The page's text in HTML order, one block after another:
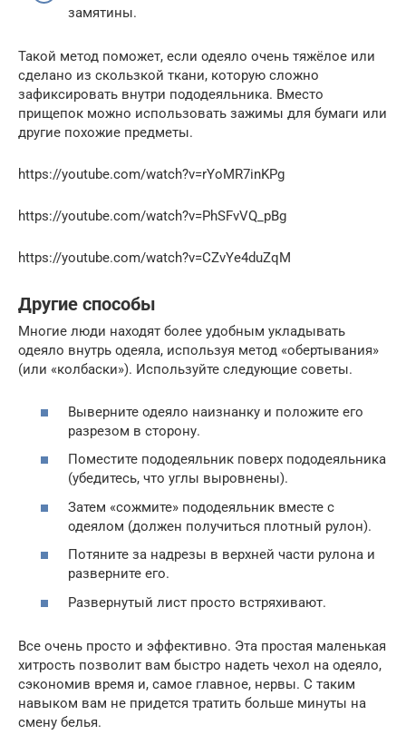
замятины.
Такой метод поможет, если одеяло очень тяжёлое или
сделано из скользкой ткани, которую сложно
зафиксировать внутри пододеяльника. Вместо
прищепок можно использовать зажимы для бумаги или
другие похожие предметы.
https://youtube.com/watch?v=rYoMR7inKPg
https://youtube.com/watch?v=PhSFvVQ_pBg
https://youtube.com/watch?v=CZvYe4duZqM
Другие способы
Многие люди находят более удобным укладывать
одеяло внутрь одеяла, используя метод «обертывания»
(или «колбаски»). Используйте следующие советы.
Выверните одеяло наизнанку и положите его
разрезом в сторону.
Поместите пододеяльник поверх пододеяльника
(убедитесь, что углы выровнены).
Затем «сожмите» пододеяльник вместе с
одеялом (должен получиться плотный рулон).
Потяните за надрезы в верхней части рулона и
разверните его.
Развернутый лист просто встряхивают.
Все очень просто и эффективно. Эта простая маленькая
хитрость позволит вам быстро надеть чехол на одеяло,
сэкономив время и, самое главное, нервы. С таким
навыком вам не придется тратить больше минуты на
смену белья.